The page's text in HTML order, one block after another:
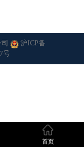
沪ICP备
号
首页